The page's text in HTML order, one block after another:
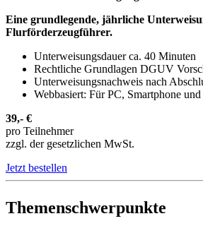
Eine grundlegende, jährliche
Flurförderzeugführer.
Unterweisungsdauer ca. 40 Minuten
Rechtliche Grundlagen DGUV
Unterweisungsnachweis nach
Webbasiert: Für PC, Smartphone
39,- €
pro Teilnehmer
zzgl. der gesetzlichen MwSt.
Jetzt bestellen
Themenschwerpunkte